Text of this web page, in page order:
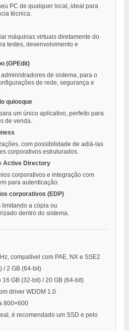
PC de qualquer local, ideal para
técnica.
máquinas virtuais diretamente do
testes, desenvolvimento e
(GPEdit)
de sistema, para o
de rede, segurança e
quiosque
um único aplicativo, perfeito para
de venda.
com possibilidade de adiá-las
corporativos estruturados.
Active Directory
corporativos e integração com
para autenticação.
corporativos (EDP)
limitando a cópia ou
dentro do sistema.
compatível com PAE, NX e SSE2
/ 2 GB (64-bit)
16 GB (32-bit) / 20 GB (64-bit)
driver WDDM 1.0
800×600
é recomendado um SSD e pelo